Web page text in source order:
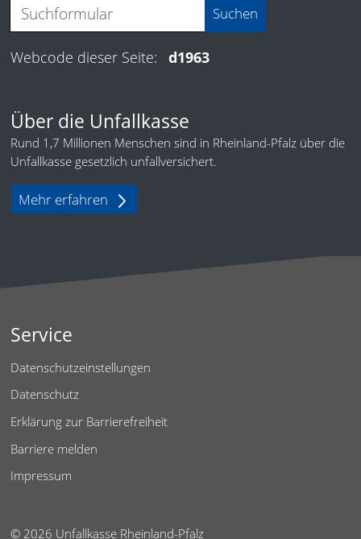
Webcode dieser Seite: d1963
Über die Unfallkasse
Rund 1,7 Millionen Menschen sind in Rheinland-Pfalz über die
Unfallkasse gesetzlich unfallversichert.
Mehr erfahren
Service
Datenschutzeinstellungen
Datenschutz
Erklärung zur Barrierefreiheit
Barriere melden
Impressum
© 2026 Unfallkasse Rheinland-Pfalz